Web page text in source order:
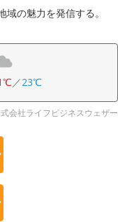
の魅力を発信する。
／23℃
会社ライフビジネスウェザー